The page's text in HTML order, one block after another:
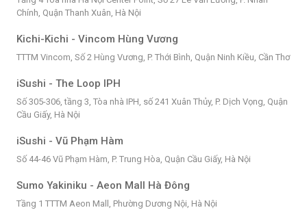
Chính, Quận Thanh Xuân, Hà Nội
Kichi-Kichi - Vincom Hùng Vương
TTTM Vincom, Số 2 Hùng Vương, P. Thới Bình, Quận Ninh Kiều, Cần Thơ
iSushi - The Loop IPH
Số 305-306, tầng 3, Tòa nhà IPH, số 241 Xuân Thủy, P. Dịch Vọng, Quận
Cầu Giấy, Hà Nội
iSushi - Vũ Phạm Hàm
Số 44-46 Vũ Phạm Hàm, P. Trung Hòa, Quận Cầu Giấy, Hà Nội
Sumo Yakiniku - Aeon Mall Hà Đông
Tầng 1 TTTM Aeon Mall, Phường Dương Nội, Hà Nội